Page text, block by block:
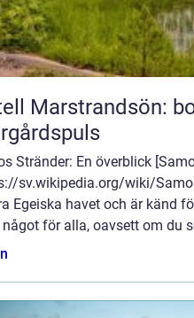
Marstrandsön:
Stränder: En överblick
sv.wikipedia.org/wiki/
Egeiska havet och är känd
för alla, oavsett om du